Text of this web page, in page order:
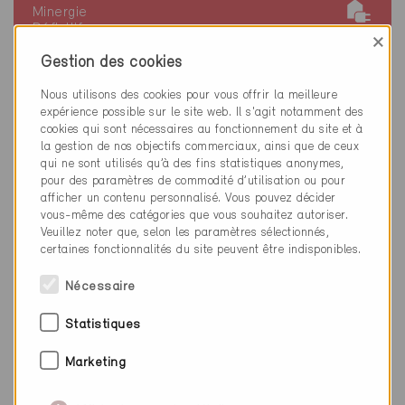
Minergie
Définitif
Hombrechtikon 8634
ZH-10143
Gestion des cookies
×
Nous utilisons des cookies pour vous offrir la meilleure
expérience possible sur le site web. Il s'agit notamment des
cookies qui sont nécessaires au fonctionnement du site et à
la gestion de nos objectifs commerciaux, ainsi que de ceux
qui ne sont utilisés qu’à des fins statistiques anonymes,
pour des paramètres de commodité d’utilisation ou pour
afficher un contenu personnalisé. Vous pouvez décider
vous-même des catégories que vous souhaitez autoriser.
Veuillez noter que, selon les paramètres sélectionnés,
certaines fonctionnalités du site peuvent être indisponibles.
Nécessaire
Statistiques
Marketing